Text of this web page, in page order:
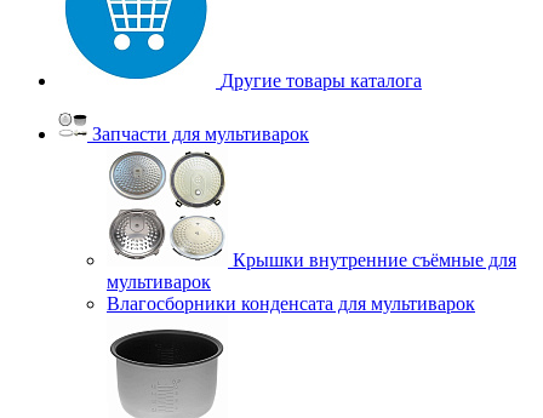
Другие товары каталога
Запчасти для мультиварок
Крышки внутренние съёмные для
мультиварок
Влагосборники конденсата для мультиварок